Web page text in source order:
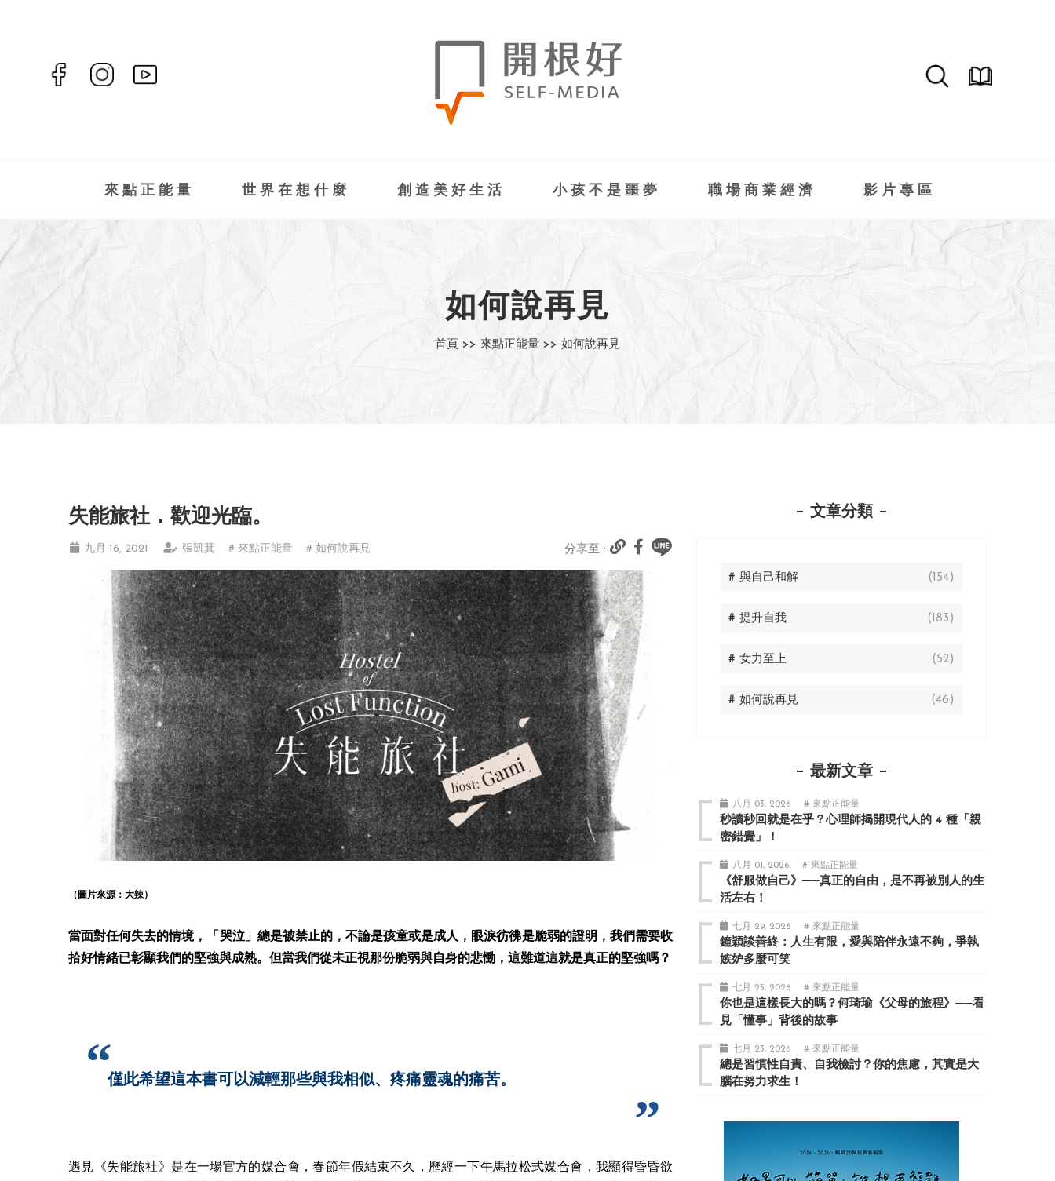
來點正能量 世界在想什麼 創造美好生活 小孩不是噩夢 職場商業經濟 影片專區
如何說再見
首頁 >> 來點正能量 >> 如何說再見
失能旅社．歡迎光臨。
九月 16, 2021 張凱萁 # 來點正能量 # 如何說再見 分享至 :
（圖片來源：大辣）
當面對任何失去的情境，「哭泣」總是被禁止的，不論是孩童或是成人，眼淚彷彿是脆弱的證明，我們需要收
拾好情緒已彰顯我們的堅強與成熟。但當我們從未正視那份脆弱與自身的悲慟，這難道這就是真正的堅強嗎？
僅此希望這本書可以減輕那些與我相似、疼痛靈魂的痛苦。
遇見《失能旅社》是在一場官方的媒合會，春節年假結束不久，歷經一下午馬拉松式媒合會，我顯得昏昏欲
文章分類
# 與自己和解 (154)
# 提升自我 (183)
# 女力至上 (52)
# 如何說再見 (46)
最新文章
八月 03, 2026 # 來點正能量
秒讀秒回就是在乎？心理師揭開現代人的 4 種「親
密錯覺」！
八月 01, 2026 # 來點正能量
《舒服做自己》──真正的自由，是不再被別人的生
活左右！
七月 29, 2026 # 來點正能量
鐘穎談善終：人生有限，愛與陪伴永遠不夠，爭執
嫉妒多麼可笑
七月 25, 2026 # 來點正能量
你也是這樣長大的嗎？何琦瑜《父母的旅程》──看
見「懂事」背後的故事
七月 23, 2026 # 來點正能量
總是習慣性自責、自我檢討？你的焦慮，其實是大
腦在努力求生！